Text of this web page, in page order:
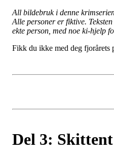
All bildebruk i denne
Alle personer er fiktive.
ekte person, med noe ki-hjelp
Fikk du ikke med deg fjorårets
Del 3: